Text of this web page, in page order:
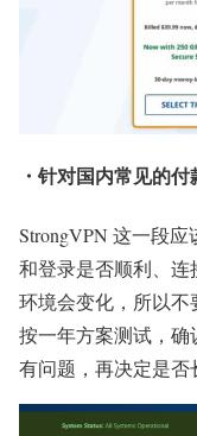
・针对国内常见的
StrongVPN 这一段
和登录是否顺利、
环境会变化，所以
按一年方案测试，
有问题，再决定是否